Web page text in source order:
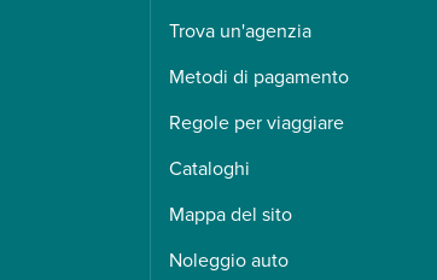
Trova un'agenzia
Metodi di pagamento
Regole per viaggiare
Cataloghi
Mappa del sito
Noleggio auto